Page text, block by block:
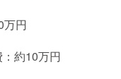
万円
約10万円